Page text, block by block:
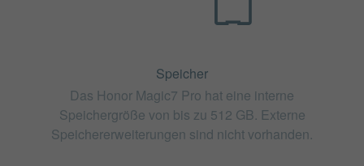
Speicher
Das Honor Magic7 Pro hat eine interne
Speichergröße von bis zu 512 GB. Externe
Speichererweiterungen sind nicht vorhanden.